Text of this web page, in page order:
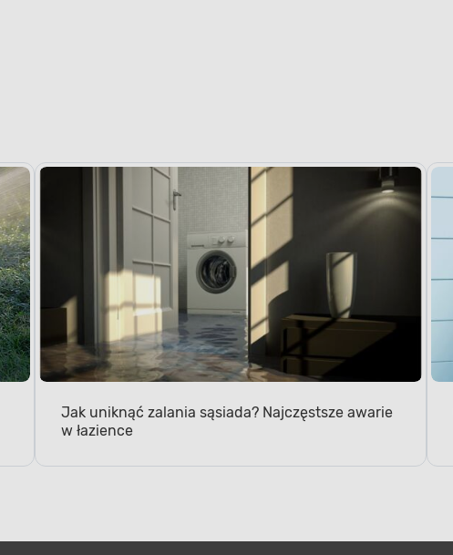
Jak uniknąć zalania sąsiada? Najczęstsze awarie
w łazience